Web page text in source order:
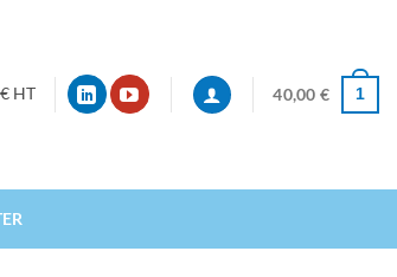
HT 40,00€ 1